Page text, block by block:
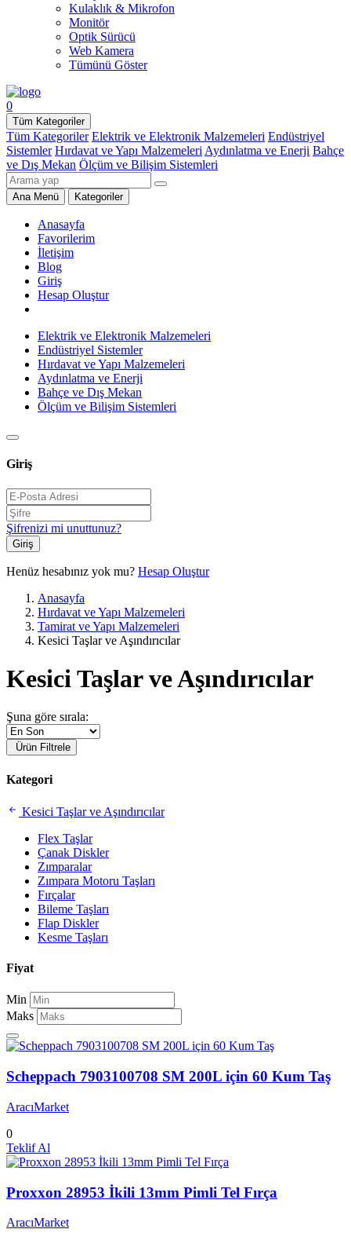
Kulaklık & Mikrofon
Monitör
Optik Sürücü
Web Kamera
Tümünü Göster
0
Tüm Kategoriler
Tüm Kategoriler Elektrik ve Elektronik Malzemeleri Endüstriyel
Sistemler Hırdavat ve Yapı Malzemeleri Aydınlatma ve Enerji Bahçe
ve Dış Mekan Ölçüm ve Bilişim Sistemleri
Ana Menü Kategoriler
Anasayfa
Favorilerim
İletişim
Blog
Giriş
Hesap Oluştur
Elektrik ve Elektronik Malzemeleri
Endüstriyel Sistemler
Hırdavat ve Yapı Malzemeleri
Aydınlatma ve Enerji
Bahçe ve Dış Mekan
Ölçüm ve Bilişim Sistemleri
Giriş
Şifrenizi mi unuttunuz?
Giriş
Henüz hesabınız yok mu? Hesap Oluştur
Anasayfa
Hırdavat ve Yapı Malzemeleri
Tamirat ve Yapı Malzemeleri
Kesici Taşlar ve Aşındırıcılar
Kesici Taşlar ve Aşındırıcılar
Şuna göre sırala:
Ürün Filtrele
Kategori
Kesici Taşlar ve Aşındırıcılar
Flex Taşlar
Çanak Diskler
Zımparalar
Zımpara Motoru Taşları
Fırçalar
Bileme Taşları
Flap Diskler
Kesme Taşları
Fiyat
Min
Maks
Scheppach 7903100708 SM 200L için 60 Kum Taş
AracıMarket
0
Teklif Al
Proxxon 28953 İkili 13mm Pimli Tel Fırça
AracıMarket